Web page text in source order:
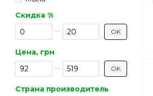
Скидка %
От Скидка %
До Скидка % OK
Цена, грн
От Цена, грн
До Цена, грн OK
Страна производитель